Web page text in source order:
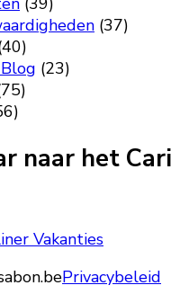
(37)
(23)
naar het
Privacybeleid